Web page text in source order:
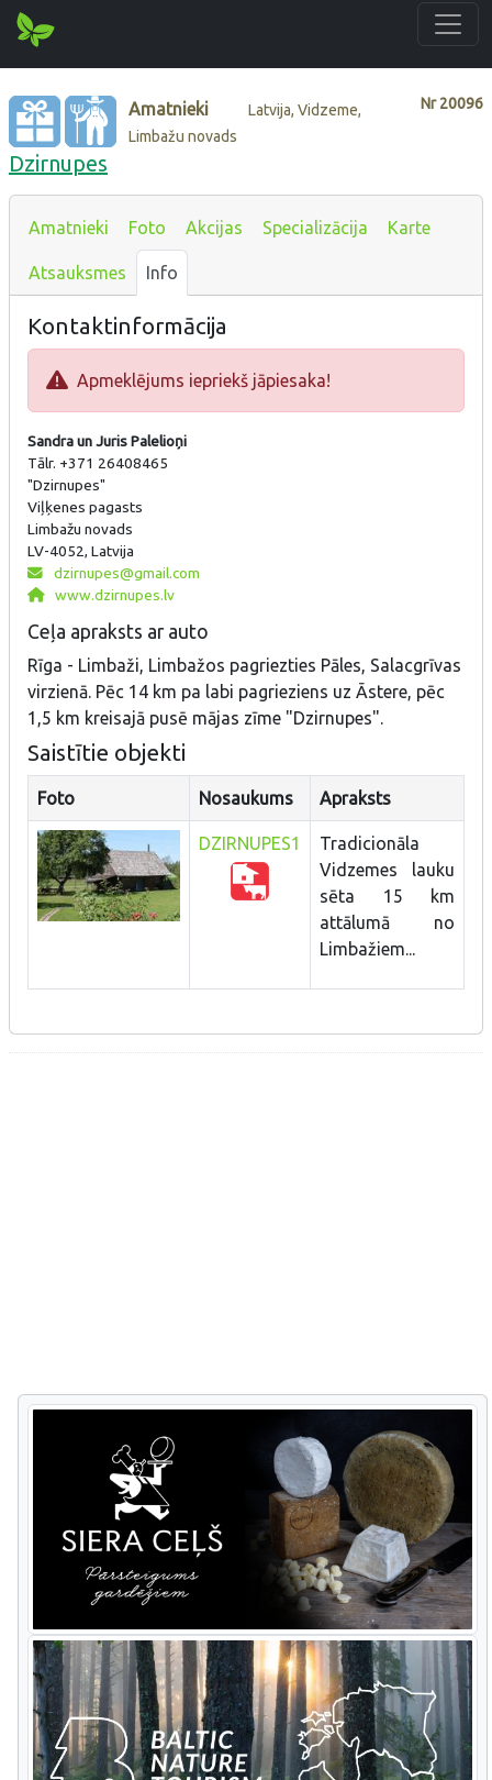
Nr20096
Amatnieki
Latvija, Vidzeme,
Limbažu novads
Dzirnupes
Amatnieki Foto Akcijas Specializācija Karte
Atsauksmes Info
Kontaktinformācija
Apmeklējums iepriekš jāpiesaka!
Sandra un Juris Palelioņi
Tālr. +371 26408465
"Dzirnupes"
Viļķenes pagasts
Limbažu novads
LV-4052, Latvija
dzirnupes@gmail.com
www.dzirnupes.lv
Ceļa apraksts ar auto
Rīga - Limbaži, Limbažos pagriezties Pāles, Salacgrīvas
virzienā. Pēc 14 km pa labi pagrieziens uz Āstere, pēc
1,5 km kreisajā pusē mājas zīme "Dzirnupes".
Saistītie objekti
Foto Nosaukums Apraksts
DZIRNUPES1
Tradicionāla
Vidzemes lauku
sēta 15 km
attālumā no
Limbažiem...